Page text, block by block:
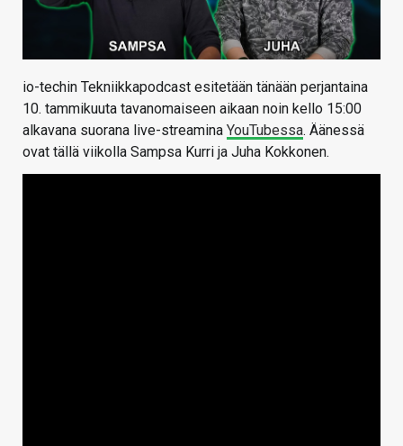
io-techin Tekniikkapodcast esitetään tänään perjantaina
10. tammikuuta tavanomaiseen aikaan noin kello 15:00
alkavana suorana live-streamina YouTubessa. Äänessä
ovat tällä viikolla Sampsa Kurri ja Juha Kokkonen.